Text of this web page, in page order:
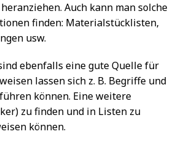
Auch kann man solche
finden: Materialstücklisten,
usw.
ebenfalls eine gute Quelle für
lassen sich z. B. Begriffe und
können. Eine weitere
zu finden und in Listen zu
können.